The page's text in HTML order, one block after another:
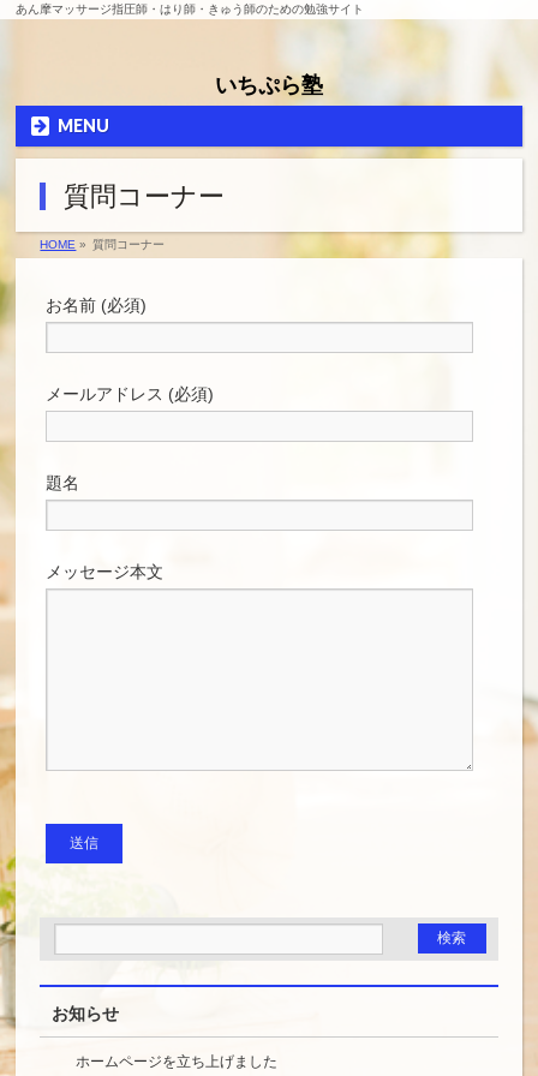
あん摩マッサージ指圧師・はり師・きゅう師のための勉強サイト
いちぷら塾
MENU
質問コーナー
HOME » 質問コーナー
お名前 (必須)
メールアドレス (必須)
題名
メッセージ本文
お知らせ
ホームページを立ち上げました